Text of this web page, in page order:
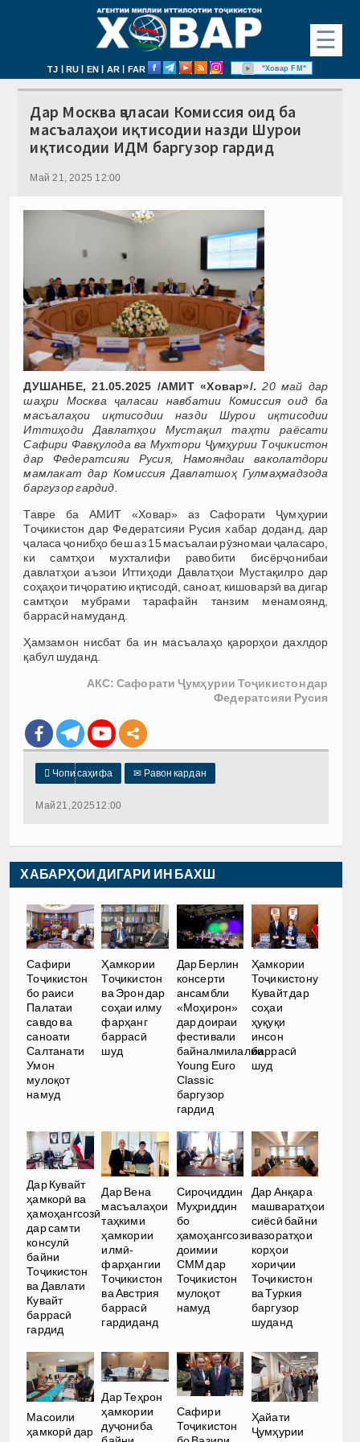
☰
TJ | RU | EN | AR | FAR "Ховар FM"
Дар Москва ҷаласаи Комиссия оид ба
масъалаҳои иқтисодии назди Шурои
иқтисодии ИДМ баргузор гардид
Май 21, 2025 12:00
ДУШАНБЕ, 21.05.2025 /АМИТ «Ховар»/. 20 май дар
шаҳри Москва ҷаласаи навбатии Комиссия оид ба
масъалаҳои иқтисодии назди Шурои иқтисодии
Иттиҳоди Давлатҳои Мустақил таҳти раёсати
Сафири Фавқулода ва Мухтори Ҷумҳурии Тоҷикистон
дар Федератсияи Русия, Намояндаи ваколатдори
мамлакат дар Комиссия Давлатшоҳ Гулмаҳмадзода
баргузор гардид.
Тавре ба АМИТ «Ховар» аз Сафорати Ҷумҳурии
Тоҷикистон дар Федератсияи Русия хабар доданд, дар
ҷаласа ҷонибҳо беш аз 15 масъалаи рӯзномаи ҷаласаро,
ки самтҳои мухталифи равобити бисёрҷонибаи
давлатҳои аъзои Иттиҳоди Давлатҳои Мустақилро дар
соҳаҳои тиҷоратию иқтисодӣ, саноат, кишоварзӣ ва дигар
самтҳои мубрами тарафайн танзим менамоянд,
баррасӣ намуданд.
Ҳамзамон нисбат ба ин масъалаҳо қарорҳои дахлдор
қабул шуданд.
АКС: Сафорати Ҷумҳурии Тоҷикистон дар
Федератсияи Русия
 Чопи саҳифа ✉ Равон кардан
Май 21, 2025 12:00
ХАБАРҲОИ ДИГАРИ ИН БАХШ
Сафири
Тоҷикистон
бо раиси
Палатаи
савдо ва
саноати
Салтанати
Умон
мулоқот
намуд
Ҳамкории
Тоҷикистон
ва Эрон дар
соҳаи илму
фарҳанг
баррасӣ
шуд
Дар Берлин
консерти
ансамбли
«Моҳирон»
дар доираи
фестивали
байналмилалии
Young Euro
Classic
баргузор
гардид
Ҳамкории
Тоҷикистону
Кувайт дар
соҳаи
ҳуқуқи
инсон
баррасӣ
шуд
Дар Кувайт
ҳамкорӣ ва
ҳамоҳангсозӣ
дар самти
консулӣ
байни
Тоҷикистон
ва Давлати
Кувайт
баррасӣ
гардид
Дар Вена
масъалаҳои
таҳкими
ҳамкории
илмӣ-
фарҳангии
Тоҷикистон
ва Австрия
баррасӣ
гардиданд
Сироҷиддин
Муҳриддин
бо
ҳамоҳангсози
доимии
СММ дар
Тоҷикистон
мулоқот
намуд
Дар Анқара
машваратҳои
сиёсӣ байни
вазоратҳои
корҳои
хориҷии
Тоҷикистон
ва Туркия
баргузор
шуданд
Масоили
ҳамкорӣ дар
Дар Теҳрон
ҳамкории
дуҷониба
Сафири
Тоҷикистон
Ҳайати
Ҷумҳурии